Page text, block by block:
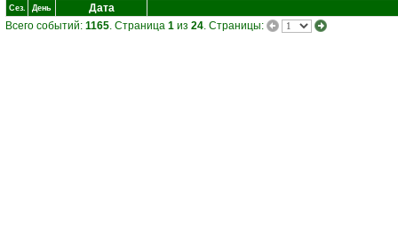
Сез. День
Дата
Всего событий: 1165. Страница 1 из 24. Страницы: